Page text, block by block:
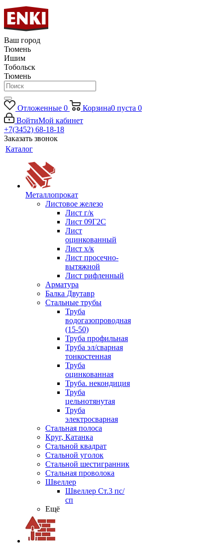
Ваш город
Тюмень
Ишим
Тобольск
Тюмень
Отложенные 0 Корзина0 пуста 0
ВойтиМой кабинет
+7(3452) 68-18-18
Заказать звонок
Каталог
Металлопрокат
Листовое железо
Лист г/к
Лист 09Г2С
Лист
оцинкованный
Лист х/к
Лист просечно-
вытяжной
Лист рифленный
Арматура
Балка Двутавр
Стальные трубы
Труба
водогазопроводная
(15-50)
Труба профильная
Труба эл/сварная
тонкостенная
Труба
оцинкованная
Труба. некондиция
Труба
цельнотянутая
Труба
электросварная
Стальная полоса
Круг, Катанка
Стальной квадрат
Стальной уголок
Стальной шестигранник
Стальная проволока
Швеллер
Швеллер Ст.3 пс/
сп
Ещё